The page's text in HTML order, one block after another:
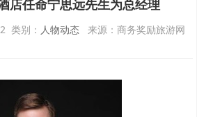
店任命宁思远先生为总经理
类别： 人物动态 来源：商务奖励旅游网